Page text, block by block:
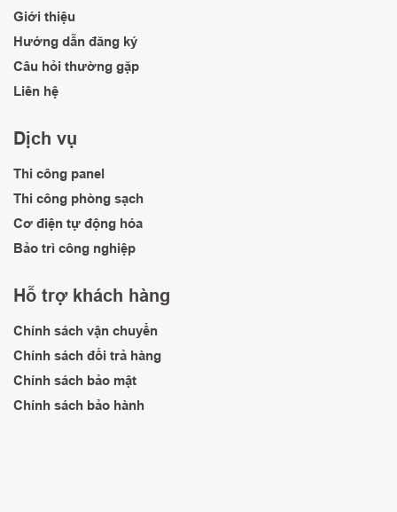
Giới thiệu
Hướng dẫn đăng ký
Câu hỏi thường gặp
Liên hệ
Dịch vụ
Thi công panel
Thi công phòng sạch
Cơ điện tự động hóa
Bảo trì công nghiệp
Hỗ trợ khách hàng
Chính sách vận chuyển
Chính sách đổi trả hàng
Chính sách bảo mật
Chính sách bảo hành